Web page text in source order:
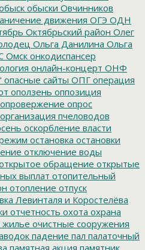
обыски Овчинников
движения ОГЭ ОДН
Октябрьский район Олег
Ольга Данилина Ольга
Омск онкодиспансер
онлайн-концерт ОНФ
опасные сайты ОПГ операция
оползень оппозиция
опровержение опрос
организация пчеловодов
оскорбление власти
остановка остановки
отключение воды
обращение открытые
выплат отопительный
отопление отпуск
Левинталя и Коростелёва
отчетность охота охрана
жилье очистные сооружения
падение пал палаточный
памятная акция памятник